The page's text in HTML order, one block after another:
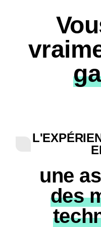
une
des